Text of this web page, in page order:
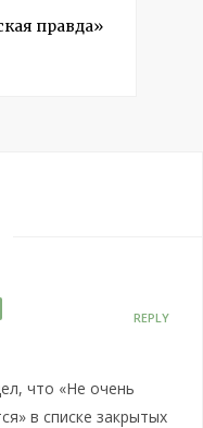
правда»
REPLY
что «Не очень
в списке закрытых